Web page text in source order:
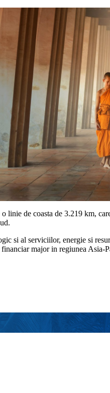
linie de coasta de 3.219 km,
si al serviciilor, energie si
major in regiunea Asia-